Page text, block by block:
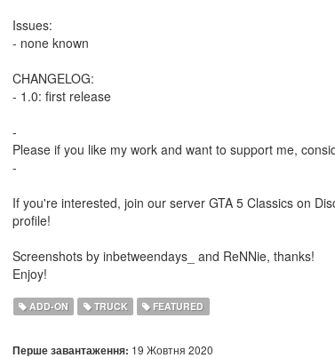
Issues:
- none known
CHANGELOG:
- 1.0: first release
-
Please if you like my work and want to support me,
-
If you're interested, join our server GTA 5 Classics on
profile!
Screenshots by inbetweendays_ and ReNNie, thanks!
Enjoy!
ADD-ON TRUCK FEATURED
Перше завантаження: 19 Жовтня 2020